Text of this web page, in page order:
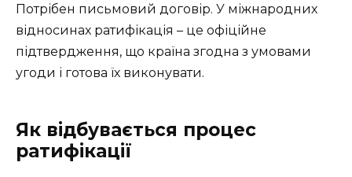
Потрібен письмовий договір. У міжнародних
відносинах ратифікація – це офіційне
підтвердження, що країна згодна з умовами
угоди і готова їх виконувати.
Як відбувається процес
ратифікації